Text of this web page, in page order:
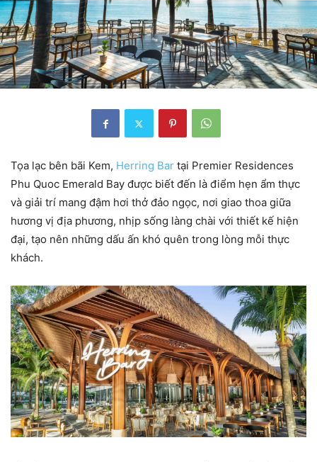
Tọa lạc bên bãi Kem, Herring Bar tại Premier Residences
Phu Quoc Emerald Bay được biết đến là điểm hẹn ẩm thực
và giải trí mang đậm hơi thở đảo ngọc, nơi giao thoa giữa
hương vị địa phương, nhịp sống làng chài với thiết kế hiện
đại, tạo nên những dấu ấn khó quên trong lòng mỗi thực
khách.